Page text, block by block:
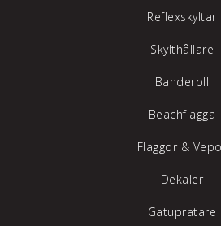
Reflexskyltar
Skylthållare
Banderoll
Beachflagga
Flaggor &
Dekaler
Gatupratare